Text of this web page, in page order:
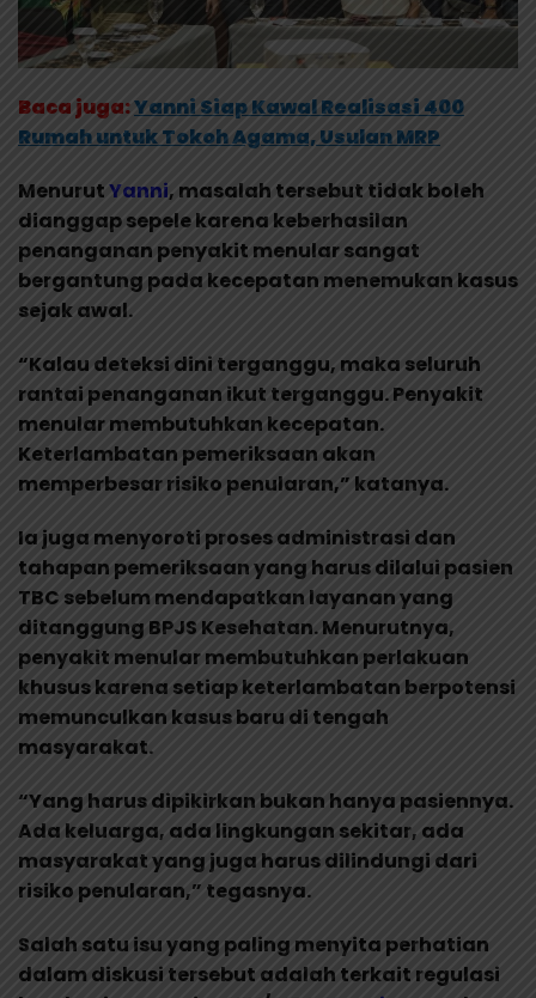
Baca juga:Yanni Siap Kawal Realisasi 400
Rumah untuk Tokoh Agama, Usulan MRP
MenurutYanni, masalah tersebut tidak boleh
dianggap sepele karena keberhasilan
penanganan penyakit menular sangat
bergantung pada kecepatan menemukan kasus
sejak awal.
“Kalau deteksi dini terganggu, maka seluruh
rantai penanganan ikut terganggu. Penyakit
menular membutuhkan kecepatan.
Keterlambatan pemeriksaan akan
memperbesar risiko penularan,” katanya.
Ia juga menyoroti proses administrasi dan
tahapan pemeriksaan yang harus dilalui pasien
TBC sebelum mendapatkan layanan yang
ditanggung BPJS Kesehatan. Menurutnya,
penyakit menular membutuhkan perlakuan
khusus karena setiap keterlambatan berpotensi
memunculkan kasus baru di tengah
masyarakat.
“Yang harus dipikirkan bukan hanya pasiennya.
Ada keluarga, ada lingkungan sekitar, ada
masyarakat yang juga harus dilindungi dari
risiko penularan,” tegasnya.
Salah satu isu yang paling menyita perhatian
dalam diskusi tersebut adalah terkait regulasi